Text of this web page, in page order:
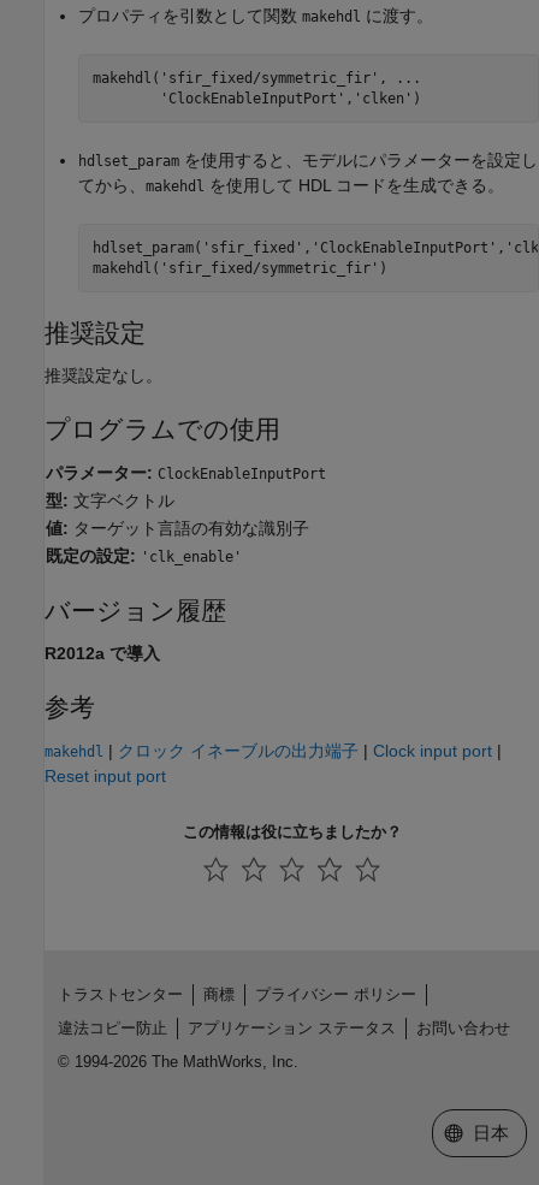
プロパティを引数として関数 makehdl に渡す。
makehdl( 'sfir_fixed/symmetric_fir' ,
...
'ClockEnableInputPort' , 'clken' )
hdlset_param を使用すると、モデルにパラメーターを設定し
てから、 makehdl を使用して HDL コードを生成できる。
hdlset_param( 'sfir_fixed' , 'ClockEnableInputPort' ,
makehdl( 'sfir_fixed/symmetric_fir' )
推奨設定
推奨設定なし。
プログラムでの使用
パラメーター: ClockEnableInputPort
型: 文字ベクトル
値: ターゲット言語の有効な識別子
既定の設定: 'clk_enable'
バージョン履歴
R2012a で導入
参考
makehdl | クロック イネーブルの出力端子 | Clock input port |
Reset input port
この情報は役に立ちましたか？
トラストセンター 商標
プライバシー ポリシー
違法コピー防止
アプリケーション ステータス
お問い合わせ
© 1994-2026 The MathWorks, Inc.
Web サイ
日本